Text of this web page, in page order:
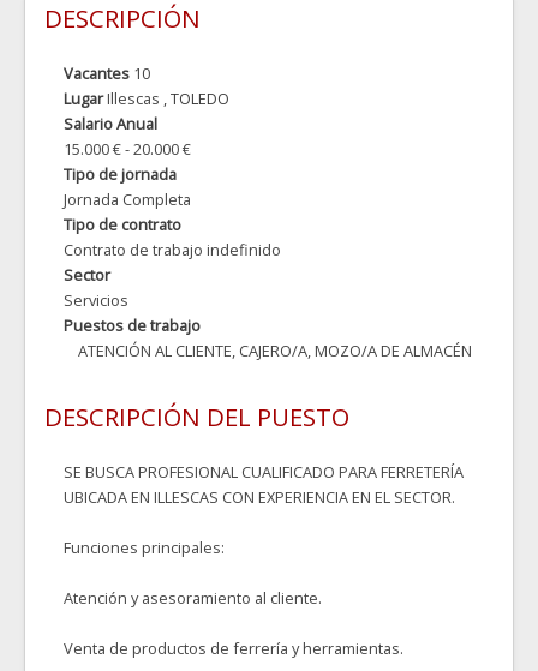
DESCRIPCIÓN
Vacantes 10
LugarIllescas , TOLEDO
Salario Anual
15.000 € - 20.000 €
Tipo de jornada
Jornada Completa
Tipo de contrato
Contrato de trabajo indefinido
Sector
Servicios
Puestos de trabajo
ATENCIÓN AL CLIENTE, CAJERO/A, MOZO/A DE ALMACÉN
DESCRIPCIÓN DEL PUESTO
SE BUSCA PROFESIONAL CUALIFICADO PARA FERRETERÍA
UBICADA EN ILLESCAS CON EXPERIENCIA EN EL SECTOR.
Funciones principales:
Atención y asesoramiento al cliente.
Venta de productos de ferrería y herramientas.